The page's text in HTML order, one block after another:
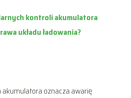
kontroli akumulatora
układu ładowania?
oznacza awarię